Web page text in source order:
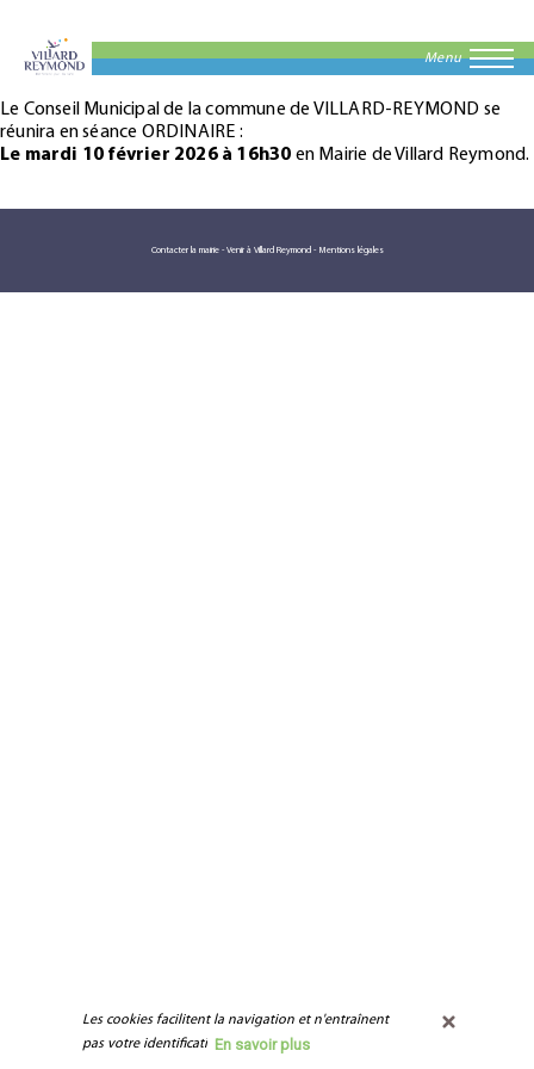
Menu
Le Conseil Municipal de la commune de VILLARD-REYMOND se
réunira en séance ORDINAIRE :
Le mardi 10 février 2026 à 16h30 en Mairie de Villard Reymond.
Contacter la mairie- Venir à Villard Reymond - Mentions légales
Les cookies facilitent la navigation et n'entraînent
pas votre identification.En savoir plus